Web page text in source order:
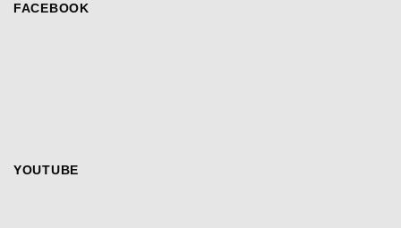
FACEBOOK
YOUTUBE